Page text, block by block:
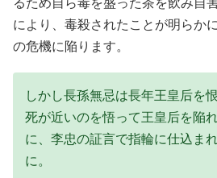
により、毒殺されたことが明らか
の危機に陥ります。
しかし長孫無忌は長年王皇后を
死が近いのを悟って王皇后を陥
に、李忠の証言で指輪に仕込ま
に。